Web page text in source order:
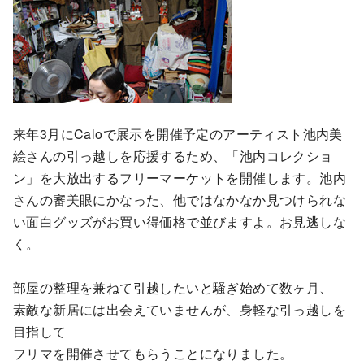
来年3月にCaloで展示を開催予定のアーティスト池内美
絵さんの引っ越しを応援するため、「池内コレクショ
ン」を大放出するフリーマーケットを開催します。池内
さんの審美眼にかなった、他ではなかなか見つけられな
い面白グッズがお買い得価格で並びますよ。お見逃しな
く。
部屋の整理を兼ねて引越したいと騒ぎ始めて数ヶ月、
素敵な新居には出会えていませんが、身軽な引っ越しを
目指して
フリマを開催させてもらうことになりました。